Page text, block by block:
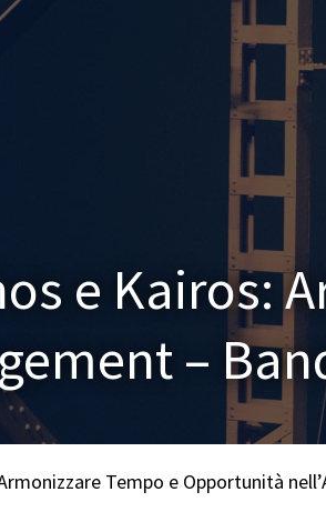
e Kairos:
–
Tempo e Opportunità